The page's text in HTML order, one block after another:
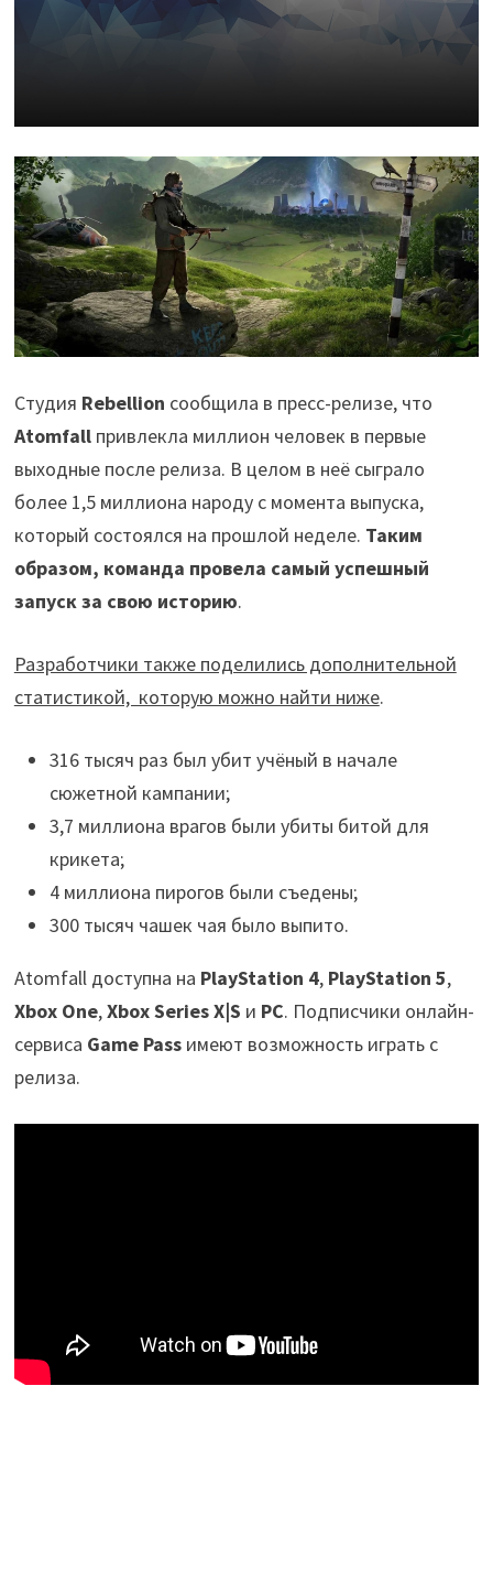
Студия Rebellion сообщила в пресс-релизе, что
Atomfallпривлекла миллион человек в первые
выходные после релиза. В целом в неё сыграло
более 1,5 миллиона народу с момента выпуска,
который состоялся на прошлой неделе. Таким
образом, команда провела самый успешный
запуск за свою историю.
Разработчики также поделились дополнительной
статистикой, которую можно найти ниже.
316 тысяч раз был убит учёный в начале
сюжетной кампании;
3,7 миллиона врагов были убиты битой для
крикета;
4 миллиона пирогов были съедены;
300 тысяч чашек чая было выпито.
Atomfall доступна на PlayStation 4,PlayStation 5,
Xbox One,Xbox Series X|S и PC. Подписчики онлайн-
сервиса Game Passимеют возможность играть с
релиза.